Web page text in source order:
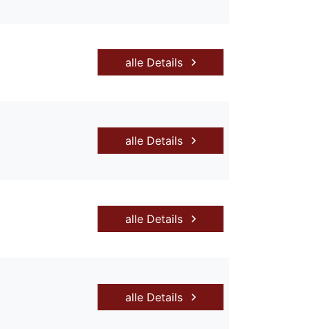
alle Details
alle Details
alle Details
alle Details